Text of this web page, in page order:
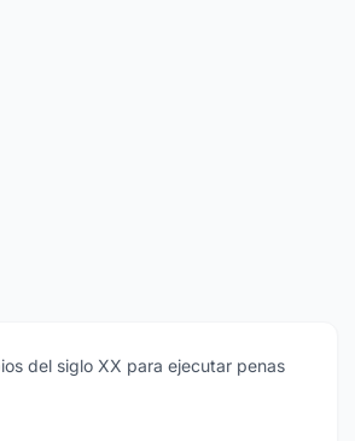
del siglo XX para ejecutar penas